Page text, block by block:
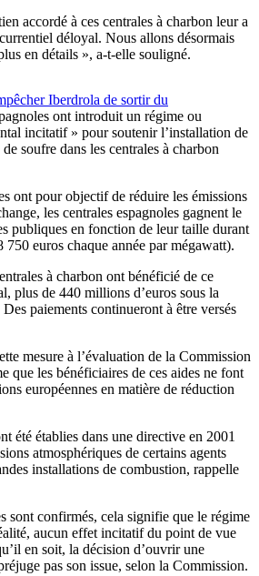
accordé à ces centrales à charbon leur a
déloyal. Nous allons désormais
en détails », a-t-elle souligné.
Iberdrola de sortir du
ont introduit un régime ou
incitatif » pour soutenir l’installation de
soufre dans les centrales à charbon
ont pour objectif de réduire les émissions
les centrales espagnoles gagnent le
publiques en fonction de leur taille durant
euros chaque année par mégawatt).
à charbon ont bénéficié de ce
plus de 440 millions d’euros sous la
paiements continueront à être versés
mesure à l’évaluation de la Commission
que les bénéficiaires de ces aides ne font
européennes en matière de réduction
été établies dans une directive en 2001
atmosphériques de certains agents
installations de combustion, rappelle
sont confirmés, cela signifie que le régime
aucun effet incitatif du point de vue
en soit, la décision d’ouvrir une
pas son issue, selon la Commission.